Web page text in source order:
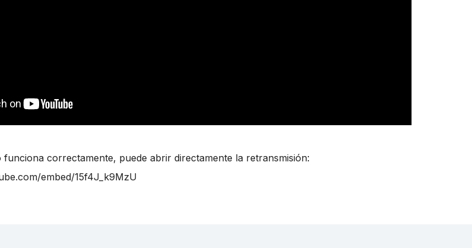
correctamente, puede abrir directamente la retransmisión:
embed/15f4J_k9MzU